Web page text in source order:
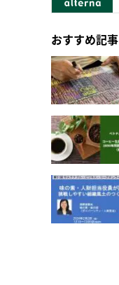
おすすめ記事